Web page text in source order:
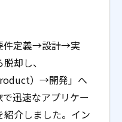
件定義→設計→実
却し、
）→開発」へ
迅速なアプリケー
介しました。イン